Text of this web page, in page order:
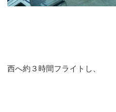
西へ約３時間フライトし、